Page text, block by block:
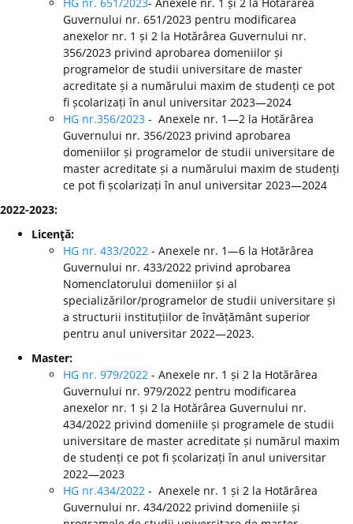
Guvernului nr. 651/2023 pentru modificarea
anexelor nr. 1 și 2 la Hotărârea Guvernului nr.
356/2023 privind aprobarea domeniilor și
programelor de studii universitare de master
acreditate și a numărului maxim de studenți ce pot
fi școlarizați în anul universitar 2023—2024
HG nr.356/2023 - Anexele nr. 1—2 la Hotărârea
Guvernului nr. 356/2023 privind aprobarea
domeniilor și programelor de studii universitare de
master acreditate și a numărului maxim de studenți
ce pot fi școlarizați în anul universitar 2023—2024
2022-2023:
Licenţă:
HG nr. 433/2022 - Anexele nr. 1—6 la Hotărârea
Guvernului nr. 433/2022 privind aprobarea
Nomenclatorului domeniilor și al
specializărilor/programelor de studii universitare și
a structurii instituțiilor de învățământ superior
pentru anul universitar 2022—2023.
Master:
HG nr. 979/2022 - Anexele nr. 1 și 2 la Hotărârea
Guvernului nr. 979/2022 pentru modificarea
anexelor nr. 1 și 2 la Hotărârea Guvernului nr.
434/2022 privind domeniile și programele de studii
universitare de master acreditate și numărul maxim
de studenți ce pot fi școlarizați în anul universitar
2022—2023
HG nr.434/2022 - Anexele nr. 1 și 2 la Hotărârea
Guvernului nr. 434/2022 privind domeniile și